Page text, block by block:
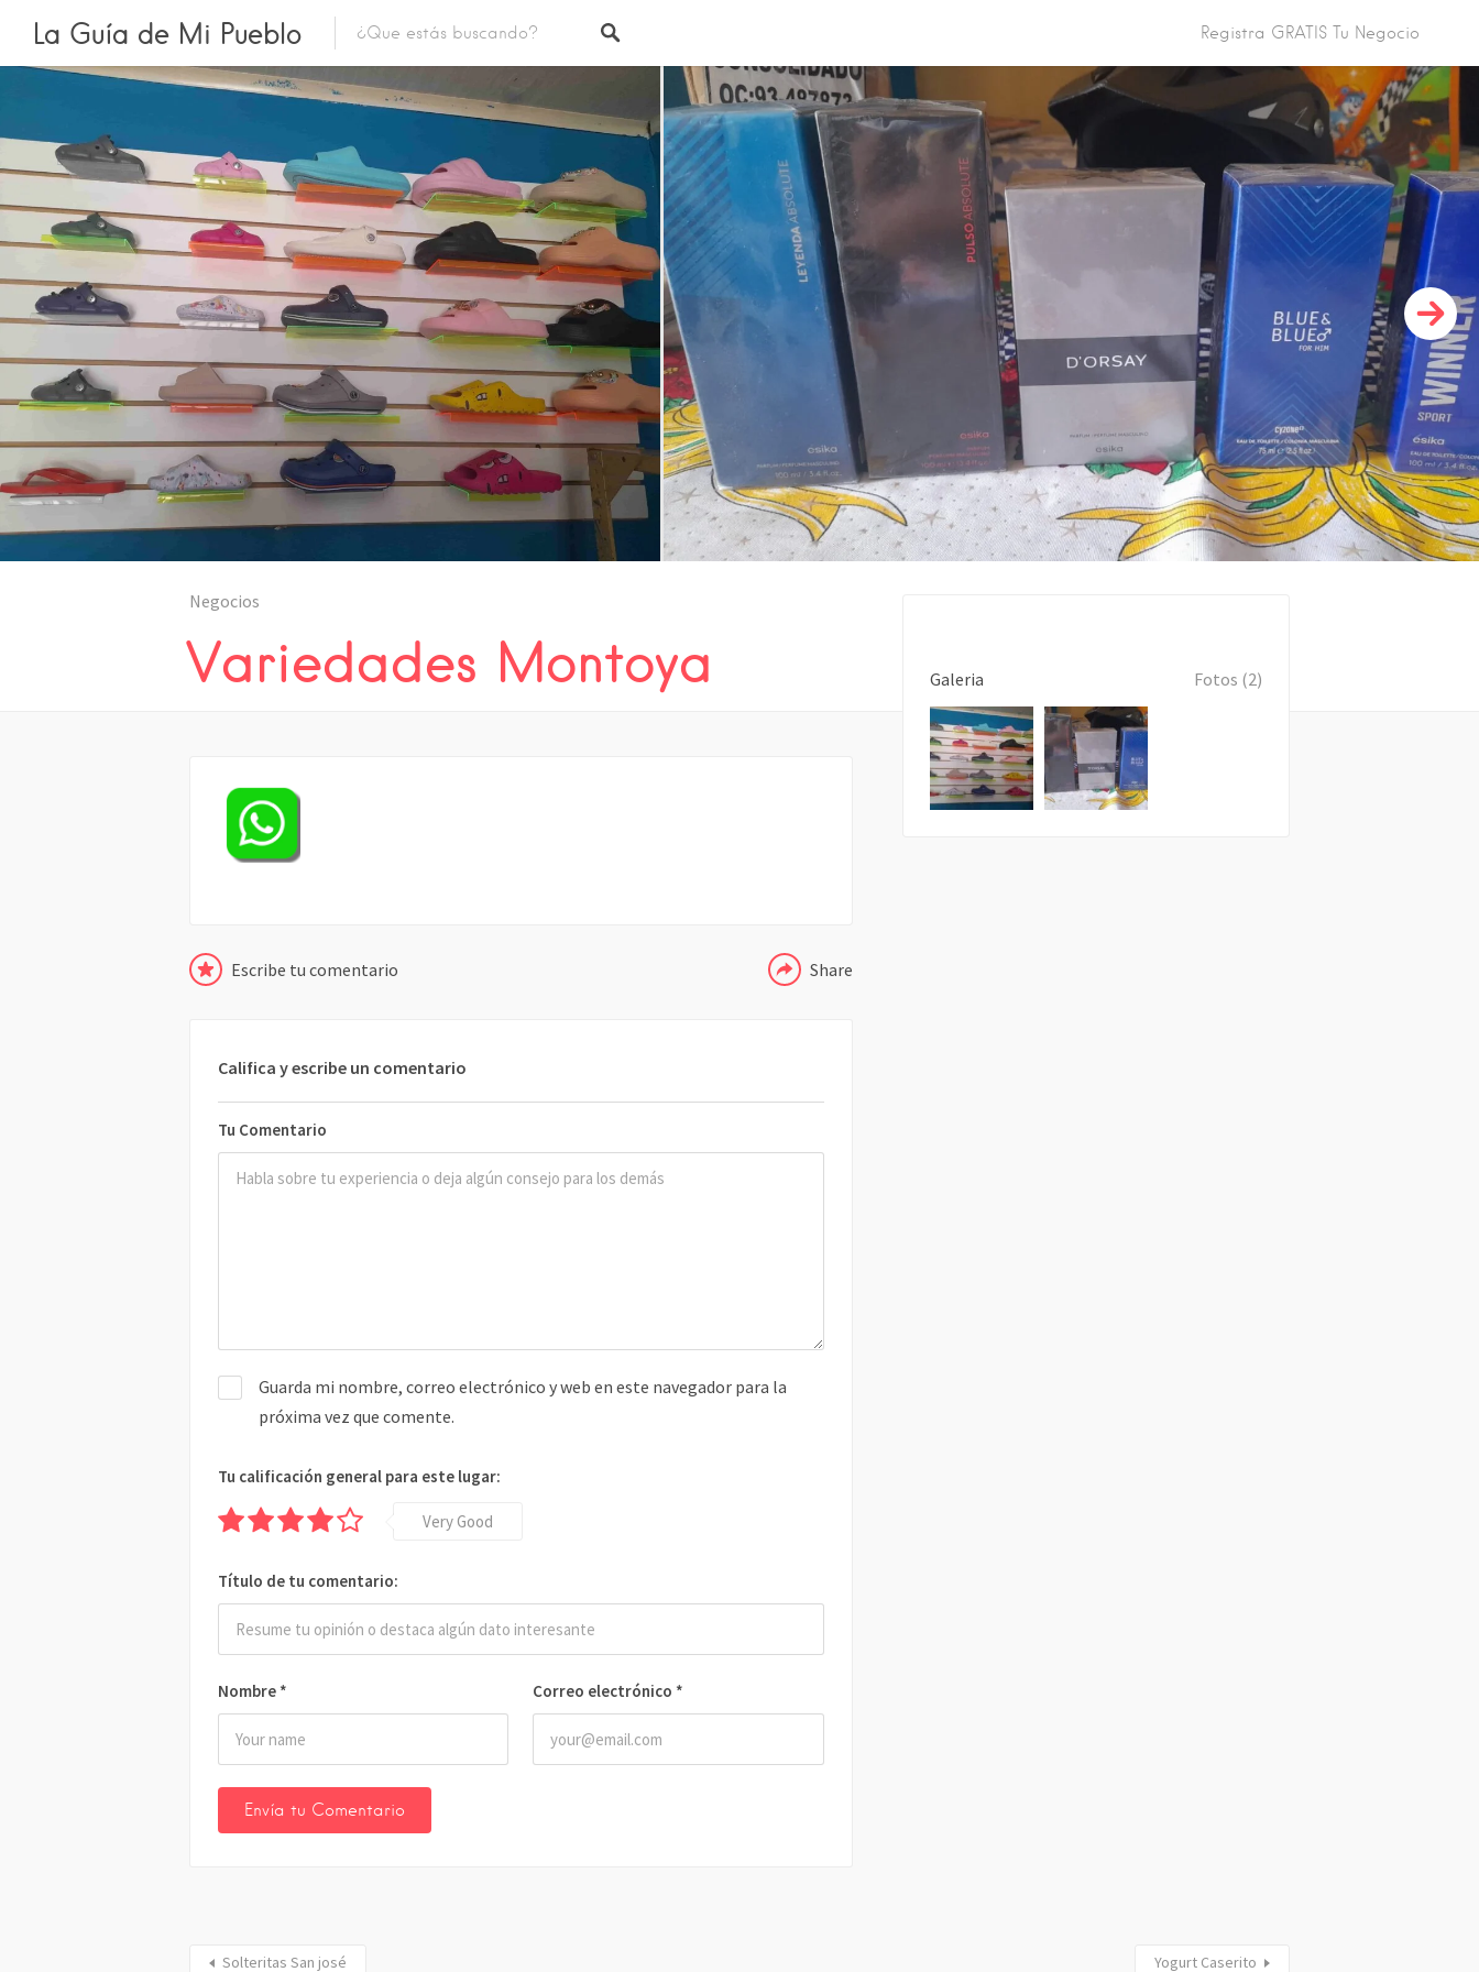
La Guía de Mi Pueblo Registra GRATIS Tu Negocio
Negocios
Variedades Montoya
Escribe tu comentario Share
Califica y escribe un comentario
Tu Comentario
Nombre * Correo electrónico *
Guarda mi nombre, correo electrónico y web en este navegador para la
próxima vez que comente.
Tu calificación general para este lugar:
Very Good
Título de tu comentario:
Galeria Fotos (2)
Solteritas San josé Yogurt Caserito